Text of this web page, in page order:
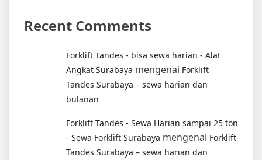
Recent Comments
Forklift Tandes - bisa sewa harian - Alat
Angkat Surabaya mengenai Forklift
Tandes Surabaya – sewa harian dan
bulanan
Forklift Tandes - Sewa Harian sampai 25 ton
- Sewa Forklift Surabaya mengenai Forklift
Tandes Surabaya – sewa harian dan